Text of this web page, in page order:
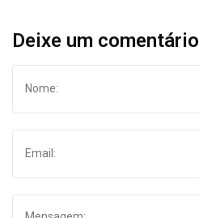
Deixe um comentário